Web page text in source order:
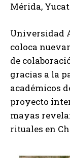
Mérida,
Universidad
coloca
de
gracias a la
académicos
proyecto
mayas
rituales en